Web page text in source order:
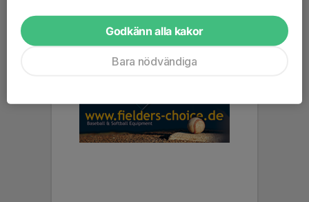
Godkänn alla kakor
Bara nödvändiga